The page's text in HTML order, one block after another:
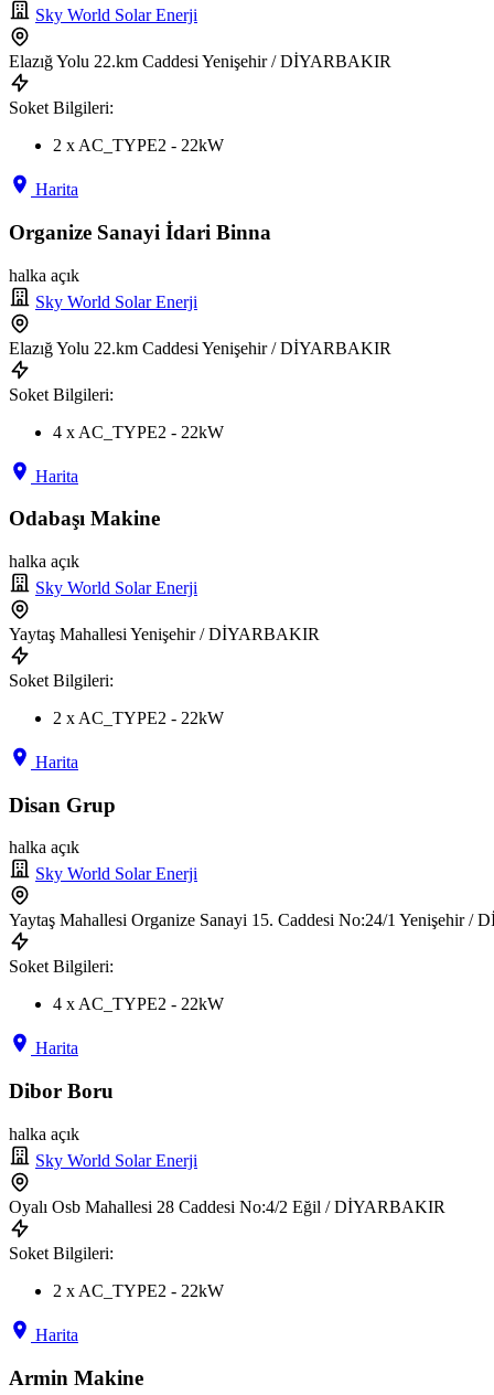
Sky World Solar Enerji
Elazığ Yolu 22.km Caddesi Yenişehir / DİYARBAKIR
Soket Bilgileri:
2 x AC_TYPE2 - 22kW
Harita
Organize Sanayi İdari Binna
halka açık
Sky World Solar Enerji
Elazığ Yolu 22.km Caddesi Yenişehir / DİYARBAKIR
Soket Bilgileri:
4 x AC_TYPE2 - 22kW
Harita
Odabaşı Makine
halka açık
Sky World Solar Enerji
Yaytaş Mahallesi Yenişehir / DİYARBAKIR
Soket Bilgileri:
2 x AC_TYPE2 - 22kW
Harita
Disan Grup
halka açık
Sky World Solar Enerji
Yaytaş Mahallesi Organize Sanayi 15. Caddesi No:24/1 Yenişehir /
Soket Bilgileri:
4 x AC_TYPE2 - 22kW
Harita
Dibor Boru
halka açık
Sky World Solar Enerji
Oyalı Osb Mahallesi 28 Caddesi No:4/2 Eğil / DİYARBAKIR
Soket Bilgileri:
2 x AC_TYPE2 - 22kW
Harita
Armin Makine